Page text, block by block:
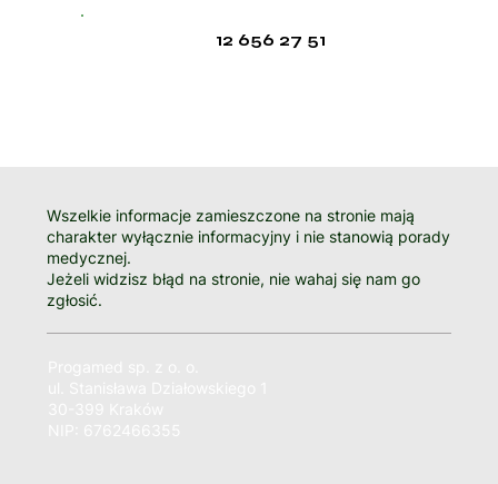
12 656 27 51
Wszelkie informacje zamieszczone na stronie mają
charakter wyłącznie informacyjny i nie stanowią porady
medycznej.
Jeżeli widzisz błąd na stronie, nie wahaj się nam go
zgłosić.